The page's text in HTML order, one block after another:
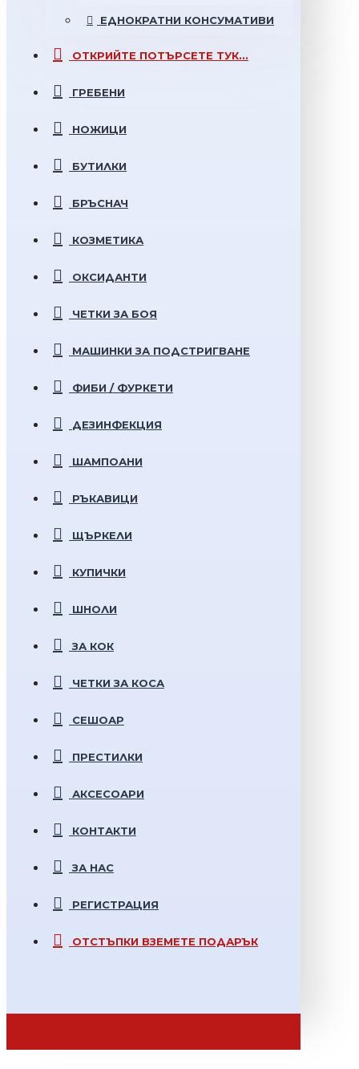
ЕДНОКРАТНИ КОНСУМАТИВИ
ОТКРИЙТЕ ПОТЪРСЕТЕ ТУК...
ГРЕБЕНИ
НОЖИЦИ
БУТИЛКИ
БРЪСНАЧ
КОЗМЕТИКА
ОКСИДАНТИ
ЧЕТКИ ЗА БОЯ
МАШИНКИ ЗА ПОДСТРИГВАНЕ
ФИБИ / ФУРКЕТИ
ДЕЗИНФЕКЦИЯ
ШАМПОАНИ
РЪКАВИЦИ
ЩЪРКЕЛИ
КУПИЧКИ
ШНОЛИ
ЗА КОК
ЧЕТКИ ЗА КОСА
СЕШОАР
ПРЕСТИЛКИ
АКСЕСОАРИ
КОНТАКТИ
ЗА НАС
РЕГИСТРАЦИЯ
ОТСТЪПКИ ВЗЕМЕТЕ ПОДАРЪК